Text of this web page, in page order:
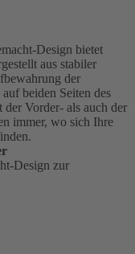
Design bietet
aus stabiler
der
beiden Seiten des
Vorder- als auch der
immer, wo sich Ihre
Design zur